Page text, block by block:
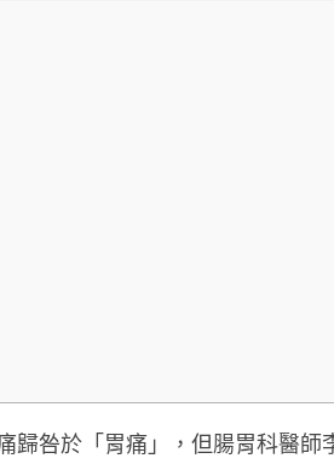
歸咎於「胃痛」，但腸胃科醫師